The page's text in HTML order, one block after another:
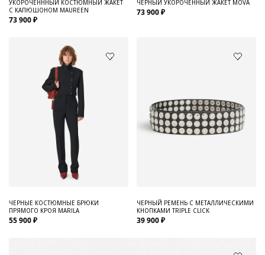
УКОРОЧЕНННЫЙ КОСТЮМНЫЙ ЖАКЕТ
С КАПЮШОНОМ MAUREEN
73 900 ₽
ЧЕРНЫЙ УКОРОЧЕННЫЙ ЖАКЕТ MOVA
73 900 ₽
ЧЕРНЫЕ КОСТЮМНЫЕ БРЮКИ
ПРЯМОГО КРОЯ MARILA
55 900 ₽
ЧЕРНЫЙ РЕМЕНЬ С МЕТАЛЛИЧЕСКИМИ
КНОПКАМИ TRIPLE CLICK
39 900 ₽